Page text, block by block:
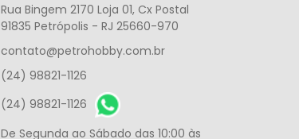
Rua Bingem 2170 Loja 01, Cx Postal
91835 Petrópolis - RJ 25660-970
contato@petrohobby.com.br
(24) 98821-1126
(24) 98821-1126
De Segunda ao Sábado das 10:00 às